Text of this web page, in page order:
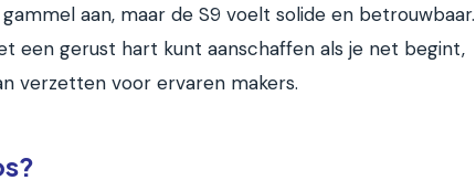
aan, maar de S9 voelt solide en betrouwbaar.
een gerust hart kunt aanschaffen als je net begint,
verzetten voor ervaren makers.